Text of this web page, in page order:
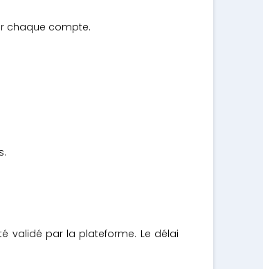
chaque compte.
validé par la plateforme. Le délai